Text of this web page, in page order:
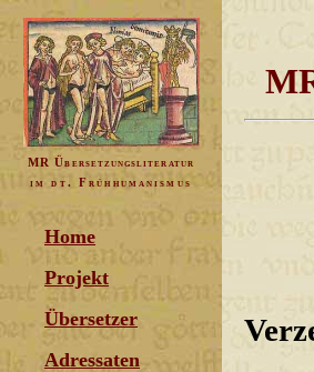
MR Übersetzungsliteratur
im dt. Frühhumanismus
Home
Projekt
Übersetzer
Adressaten